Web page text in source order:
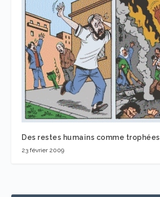
Des restes humains comme trophées
23 février 2009